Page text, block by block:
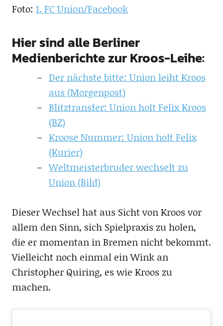
Foto: 1. FC Union/Facebook
Hier sind alle Berliner
Medienberichte zur Kroos-Leihe:
Der nächste bitte: Union leiht Kroos
aus (Morgenpost)
Blitztransfer: Union holt Felix Kroos
(BZ)
Kroose Nummer: Union holt Felix
(Kurier)
Weltmeisterbruder wechselt zu
Union (Bild)
Dieser Wechsel hat aus Sicht von Kroos vor
allem den Sinn, sich Spielpraxis zu holen,
die er momentan in Bremen nicht bekommt.
Vielleicht noch einmal ein Wink an
Christopher Quiring, es wie Kroos zu
machen.